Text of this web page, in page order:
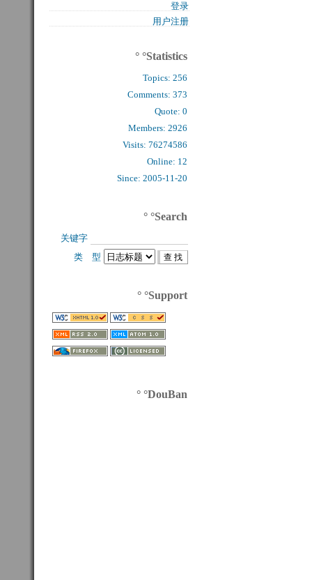
登录
用户注册
° °Statistics
Topics:256
Comments: 373
Quote: 0
Members: 2926
Visits: 76274586
Online: 12
Since: 2005-11-20
° °Search
关键字
类 型
° °Support
° °DouBan